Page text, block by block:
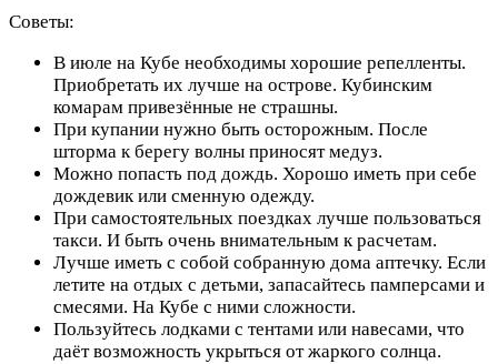
Советы:
В июле на Кубе необходимы хорошие репелленты.
Приобретать их лучше на острове. Кубинским
комарам привезённые не страшны.
При купании нужно быть осторожным. После
шторма к берегу волны приносят медуз.
Можно попасть под дождь. Хорошо иметь при себе
дождевик или сменную одежду.
При самостоятельных поездках лучше пользоваться
такси. И быть очень внимательным к расчетам.
Лучше иметь с собой собранную дома аптечку. Если
летите на отдых с детьми, запасайтесь памперсами и
смесями. На Кубе с ними сложности.
Пользуйтесь лодками с тентами или навесами, что
даёт возможность укрыться от жаркого солнца.